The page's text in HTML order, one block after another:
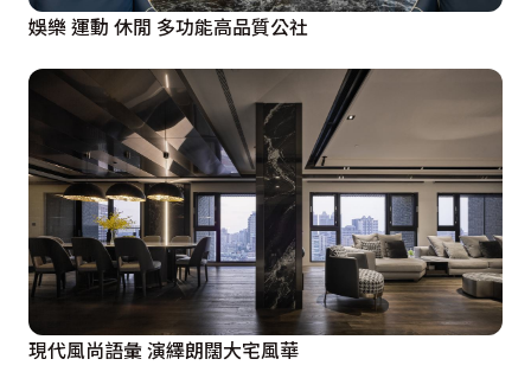
娛樂 運動 休閒 多功能高品質公社
現代風尚語彙 演繹朗闊大宅風華